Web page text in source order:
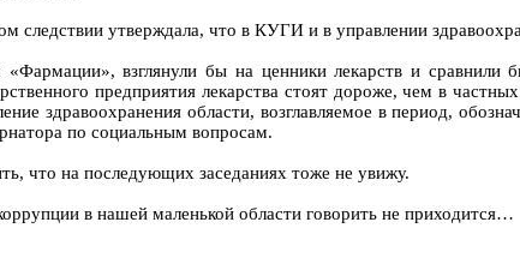
утверждала, что в КУГИ и в управлении
взглянули бы на ценники лекарств и сравнили
предприятия лекарства стоят дороже, чем в
здравоохранения области, возглавляемое в период,
по социальным вопросам.
что на последующих заседаниях тоже не увижу.
в нашей маленькой области говорить не приходится…